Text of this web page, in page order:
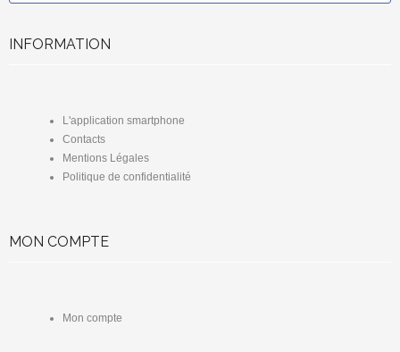
INFORMATION
L'application smartphone
Contacts
Mentions Légales
Politique de confidentialité
MON COMPTE
Mon compte